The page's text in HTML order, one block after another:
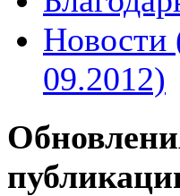
Новости
09.2012)